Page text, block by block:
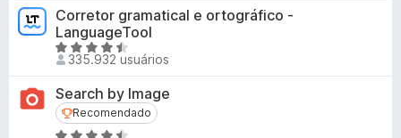
a
l
i
a
o
e
Corretor gramatical e ortográfico -
LanguageTool
A
v
a
l
335.932 usuários
Search by Image
Recomendado
Recomendado